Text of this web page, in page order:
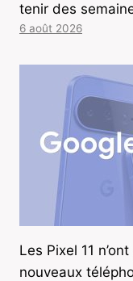
tenir des
6 août 2026
Les Pixel 11
nouveaux